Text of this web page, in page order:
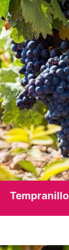
Tempranillo